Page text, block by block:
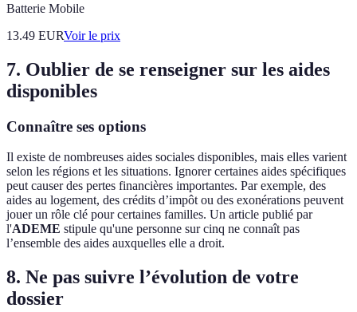
Batterie Mobile
13.49 EURVoir le prix
7. Oublier de se renseigner sur les aides
disponibles
Connaître ses options
Il existe de nombreuses aides sociales disponibles, mais elles varient
selon les régions et les situations. Ignorer certaines aides spécifiques
peut causer des pertes financières importantes. Par exemple, des
aides au logement, des crédits d’impôt ou des exonérations peuvent
jouer un rôle clé pour certaines familles. Un article publié par
l'ADEME stipule qu'une personne sur cinq ne connaît pas
l’ensemble des aides auxquelles elle a droit.
8. Ne pas suivre l’évolution de votre
dossier